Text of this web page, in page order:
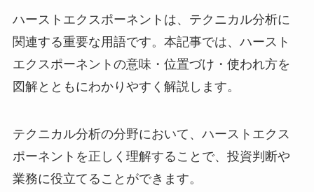
ハーストエクスポーネントは、テクニカル分析に
関連する重要な用語です。本記事では、ハースト
エクスポーネントの意味・位置づけ・使われ方を
図解とともにわかりやすく解説します。
テクニカル分析の分野において、ハーストエクス
ポーネントを正しく理解することで、投資判断や
業務に役立てることができます。